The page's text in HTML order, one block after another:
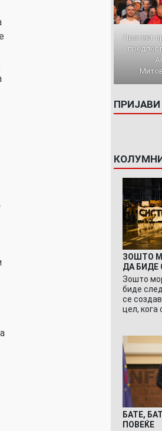
Протест
предлог
ЗОШТО
ДА БИДЕ
Зошто
биде
се
цел, кога
БАТЕ,
ПОВЕЌЕ